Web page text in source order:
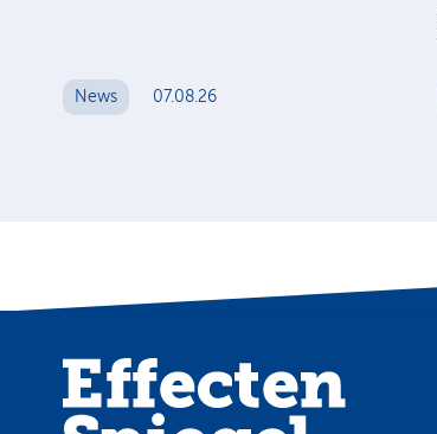
News 07.08.26